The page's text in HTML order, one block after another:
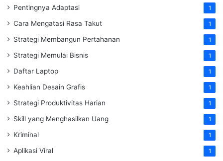
Pentingnya Adaptasi 1
Cara Mengatasi Rasa Takut 1
Strategi Membangun Pertahanan 1
Strategi Memulai Bisnis 1
Daftar Laptop 1
Keahlian Desain Grafis 1
Strategi Produktivitas Harian 1
Skill yang Menghasilkan Uang 1
Kriminal 1
Aplikasi Viral 1